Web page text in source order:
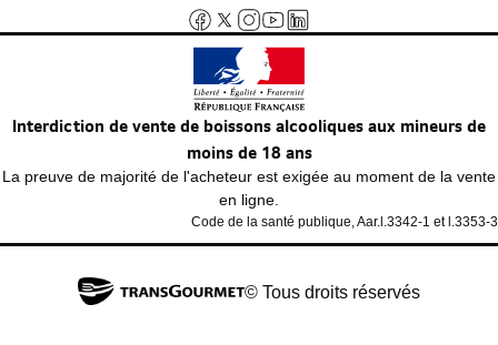
Interdiction de vente de boissons alcooliques aux mineurs de
moins de 18 ans
La preuve de majorité de l'acheteur est exigée au moment de la vente
en ligne.
Code de la santé publique, Aar.l.3342-1 et l.3353-3
© Tous droits réservés